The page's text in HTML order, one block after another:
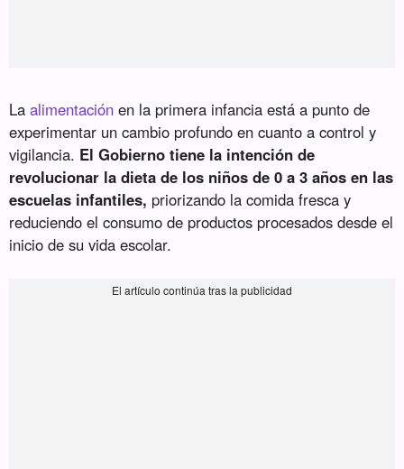
Laalimentación en la primera infancia está a punto de
experimentar un cambio profundo en cuanto a control y
vigilancia. El Gobierno tiene la intención de
revolucionar la dieta de los niños de 0 a 3 años en las
escuelas infantiles, priorizando la comida fresca y
reduciendo el consumo de productos procesados desde el
inicio de su vida escolar.